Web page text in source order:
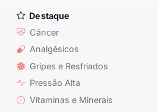
Destaque
Câncer
Analgésicos
Gripes e Resfriados
Pressão Alta
Vitaminas e Minerais